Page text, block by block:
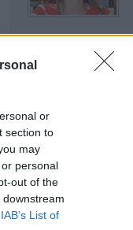
or
section to
may
personal
out of the
IAB’s List of